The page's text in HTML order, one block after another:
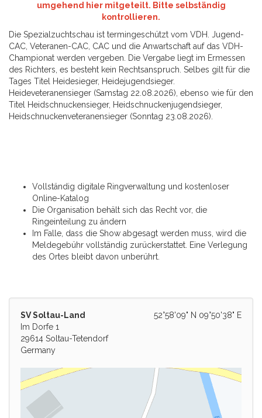
umgehend hier mitgeteilt. Bitte selbständig
kontrollieren.
Die Spezialzuchtschau ist termingeschützt vom VDH. Jugend-
CAC, Veteranen-CAC, CAC und die Anwartschaft auf das VDH-
Championat werden vergeben. Die Vergabe liegt im Ermessen
des Richters, es besteht kein Rechtsanspruch. Selbes gilt für die
Tages Titel Heidesieger, Heidejugendsieger.
Heideveteranensieger (Samstag 22.08.2026), ebenso wie für den
Titel Heidschnuckensieger, Heidschnuckenjugendsieger,
Heidschnuckenveteranensieger (Sonntag 23.08.2026).
Vollständig digitale Ringverwaltung und kostenloser
Online-Katalog
Die Organisation behält sich das Recht vor, die
Ringeinteilung zu ändern
Im Falle, dass die Show abgesagt werden muss, wird die
Meldegebühr vollständig zurückerstattet. Eine Verlegung
des Ortes bleibt davon unberührt.
52°58'09" N 09°50'38" E
SV Soltau-Land
Im Dorfe 1
29614 Soltau-Tetendorf
Germany